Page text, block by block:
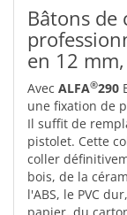
Bâtons
en 12
Avec ALFA®290
une fixation de
Il suffit de
pistolet. Cette
coller
bois, de la
l'ABS, le PVC